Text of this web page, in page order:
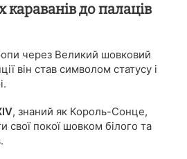
караванів до палаців
через Великий шовковий
він став символом статусу і
, знаний як Король-Сонце,
свої покої шовком білого та